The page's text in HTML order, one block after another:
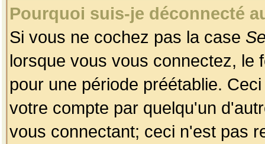
Pourquoi suis-je déconnecté
Si vous ne cochez pas la case
lorsque vous vous connectez, le
pour une période préétablie.
votre compte par quelqu'un
vous connectant; ceci n'est pas